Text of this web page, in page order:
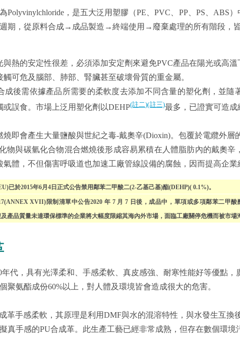
Polyvinylchloride，是五大泛用塑膠（PE、PVC、PP、PS、ABS
週期，從原料合成→成品製造→終端使用→廢棄處理的所有階段，
與熱的安定性很差，必須添加安定劑來避免PVC產品在陽光或高
可危及腦部、肺部、腎臟甚至破壞骨質的重金屬。
成後需依據產品所需要的柔軟度去添加不同含量的塑化劑，並隨
誤食。市場上泛用塑化劑以DEHP(註二)(註三)最多，已證實可造成
燒即會產生大量鹽酸與世紀之毒-戴奧辛(Dioxin)。包覆於電纜外
物與碳氫化合物混合燃燒後形成容易累積在人體脂肪內的戴奧
體，不但傷害呼吸道也加速工廠管線設備的腐蝕，因而提高企業
已於2015年6月4日正式公告禁用鄰苯二甲酸二(2-乙基己基)酯(DEHP)( 0.1%)。
XVII)限制清單中公告2020 年 7 月 7 日後，成品中，單項或多項鄰苯二甲
產品質量未達環保標準的企業將大幅度限縮其海內外市場，面臨工廠關停危機而被市場
代，具有光澤柔和、手感柔軟、真皮感強、耐寒性能好等優點
聚氨酯成份60%以上，對人體及環境皆會造成很大的危害。
革手感柔軟，其原理是利用DMF與水的混溶特性，與水發生互換
真手感的PU合成革。此生產工藝已經非常成熟，但存在數個環境